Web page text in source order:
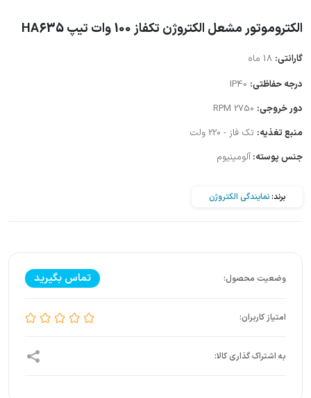
الکتروموتور مشعل الکتروژن تکفاز 100 وات تیپ HA635
گارانتی:
درجه حفاظتی: IP40
دور خروجی: 2750 RPM
منبع تغذیه: تک فاز - 220 ولت
جنس پوسته: آلومینیوم
برند:نمایندگی الکتروژن
تماس بگیرید